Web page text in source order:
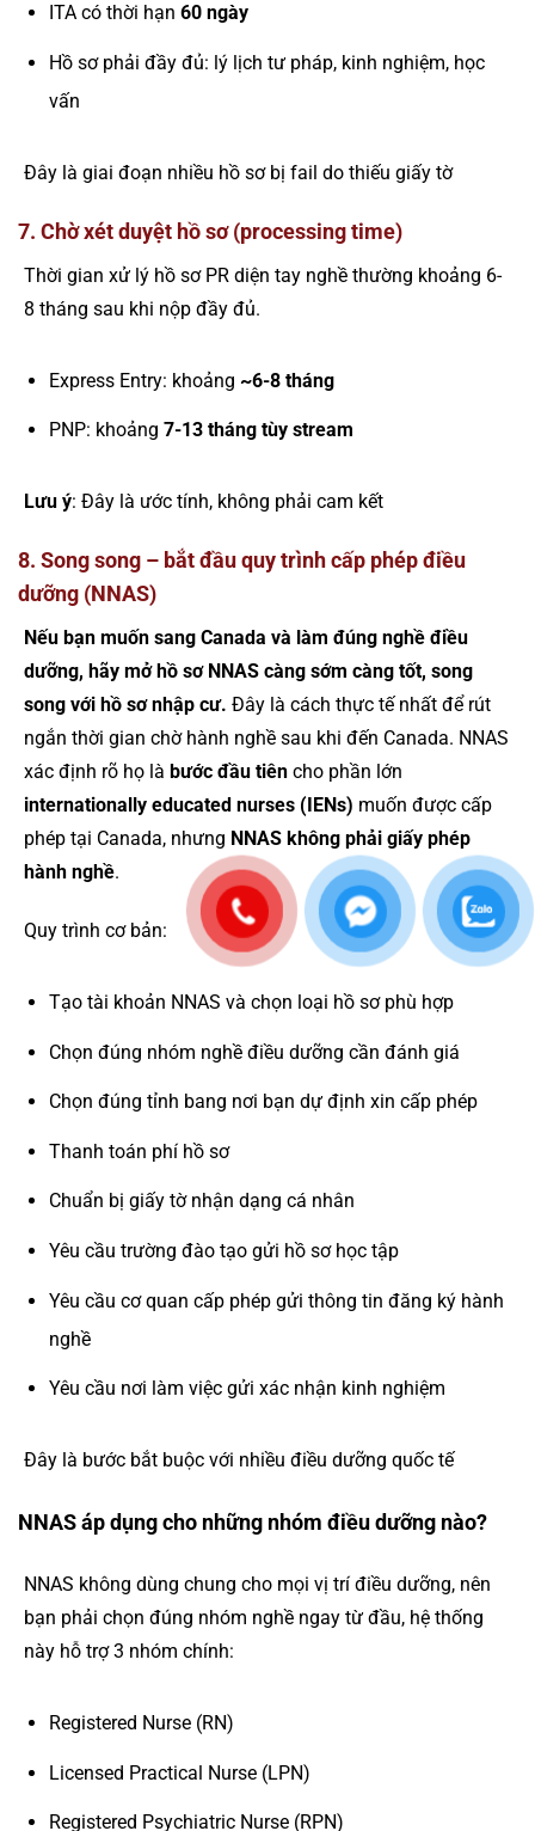
ITA có thời hạn 60 ngày
Hồ sơ phải đầy đủ: lý lịch tư pháp, kinh nghiệm, học
vấn
Đây là giai đoạn nhiều hồ sơ bị fail do thiếu giấy tờ
7. Chờ xét duyệt hồ sơ (processing time)
Thời gian xử lý hồ sơ PR diện tay nghề thường khoảng 6-
8 tháng sau khi nộp đầy đủ.
Express Entry: khoảng ~6-8 tháng
PNP: khoảng 7-13 tháng tùy stream
Lưu ý: Đây là ước tính, không phải cam kết
8. Song song – bắt đầu quy trình cấp phép điều
dưỡng (NNAS)
Nếu bạn muốn sang Canada và làm đúng nghề điều
dưỡng, hãy mở hồ sơ NNAS càng sớm càng tốt, song
song với hồ sơ nhập cư. Đây là cách thực tế nhất để rút
ngắn thời gian chờ hành nghề sau khi đến Canada. NNAS
xác định rõ họ là bước đầu tiên cho phần lớn
internationally educated nurses (IENs) muốn được cấp
phép tại Canada, nhưng NNAS không phải giấy phép
hành nghề.
Quy trình cơ bản:
Tạo tài khoản NNAS và chọn loại hồ sơ phù hợp
Chọn đúng nhóm nghề điều dưỡng cần đánh giá
Chọn đúng tỉnh bang nơi bạn dự định xin cấp phép
Thanh toán phí hồ sơ
Chuẩn bị giấy tờ nhận dạng cá nhân
Yêu cầu trường đào tạo gửi hồ sơ học tập
Yêu cầu cơ quan cấp phép gửi thông tin đăng ký hành
nghề
Yêu cầu nơi làm việc gửi xác nhận kinh nghiệm
Đây là bước bắt buộc với nhiều điều dưỡng quốc tế
NNAS áp dụng cho những nhóm điều dưỡng nào?
NNAS không dùng chung cho mọi vị trí điều dưỡng, nên
bạn phải chọn đúng nhóm nghề ngay từ đầu, hệ thống
này hỗ trợ 3 nhóm chính:
Registered Nurse (RN)
Licensed Practical Nurse (LPN)
Registered Psychiatric Nurse (RPN)